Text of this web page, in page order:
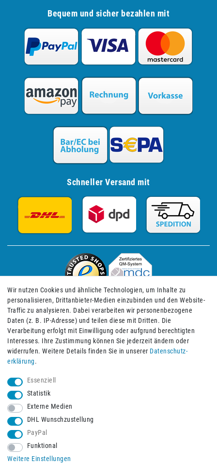
Bequem und sicher bezahlen mit
Schneller Versand mit
Impressum Daten­schutz­erklärung AGB
Wir nutzen Cookies und ähnliche Technologien, um Inhalte zu
personalisieren, Drittanbieter-Medien einzubinden und den Website-
Traffic zu analysieren. Dabei verarbeiten wir personenbezogene
Daten (z. B. IP-Adresse) und teilen diese mit Dritten. Die
Verarbeitung erfolgt mit Einwilligung oder aufgrund berechtigten
Interesses. Ihre Zustimmung können Sie jederzeit ändern oder
widerrufen. Weitere Details finden Sie in unserer Daten­schutz­
erklärung.
Essenziell
Statistik
Externe Medien
DHL Wunschzustellung
PayPal
Funktional
Weitere Einstellungen